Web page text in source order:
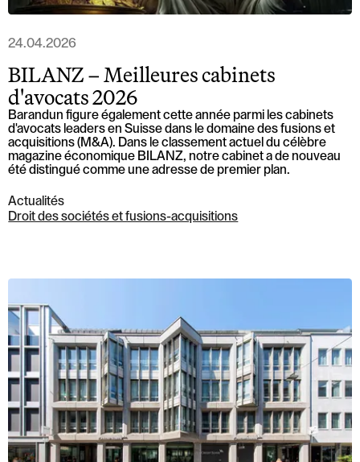
24.04.2026
BILANZ – Meilleures cabinets
d'avocats 2026
Barandun figure également cette année parmi les cabinets
d'avocats leaders en Suisse dans le domaine des fusions et
acquisitions (M&A). Dans le classement actuel du célèbre
magazine économique BILANZ, notre cabinet a de nouveau
été distingué comme une adresse de premier plan.
Actualités
Droit des sociétés et fusions-acquisitions